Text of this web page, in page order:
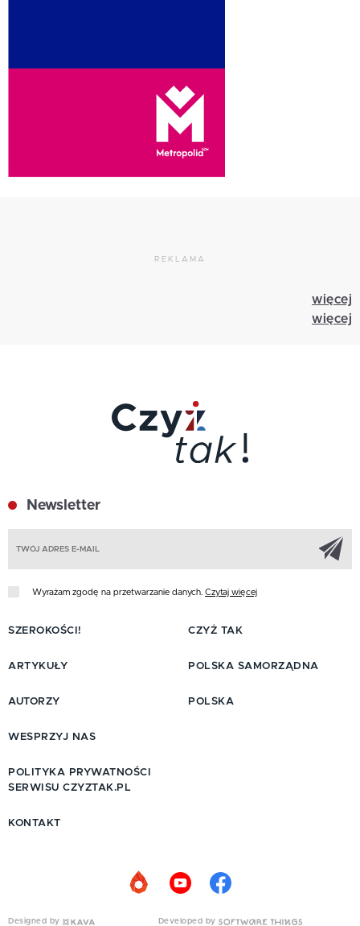
REKLAMA
więcej
więcej
Newsletter
Wyrażam zgodę na przetwarzanie danych. Czytaj więcej
SZEROKOŚCI!
ARTYKUŁY
AUTORZY
CZYŻ TAK
POLSKA SAMORZĄDNA
POLSKA
WESPRZYJ NAS
POLITYKA PRYWATNOŚCI
SERWISU CZYZTAK.PL
KONTAKT
Designed by Developed by